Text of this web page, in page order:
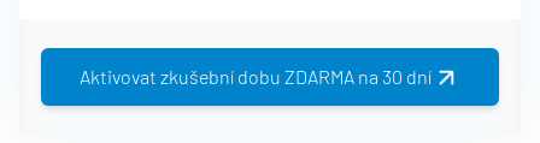
Aktivovat zkušební dobu ZDARMA na 30 dní